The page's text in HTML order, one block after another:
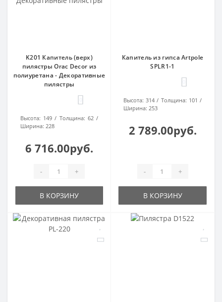
K201 Капитель (верх)
пилястры Orac Decor из
полиуретана - Декоративные
пилястры
Высота: 149 Толщина: 62
Ширина: 228
6 716.00руб.
- +
В КОРЗИНУ
Капитель из гипса Artpole
SPLR1-1
Высота: 314 Толщина: 101
Ширина: 253
2 789.00руб.
- +
В КОРЗИНУ